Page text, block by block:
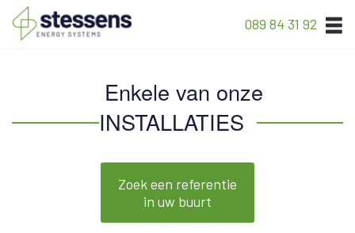
089 84 31 92
Enkele van onze
INSTALLATIES
Zoek een referentie
in uw buurt